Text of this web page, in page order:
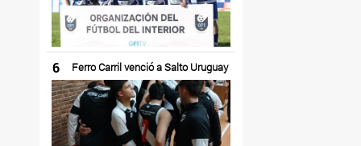
6 Ferro Carril venció a Salto Uruguay